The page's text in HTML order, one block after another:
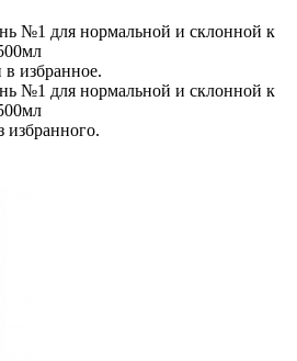
№1 для нормальной и склонной к
избранное.
№1 для нормальной и склонной к
избранного.